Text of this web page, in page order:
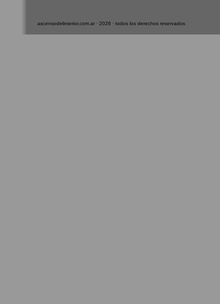
ascensodelinterior.com.ar · 2026 · todos los derechos reservados